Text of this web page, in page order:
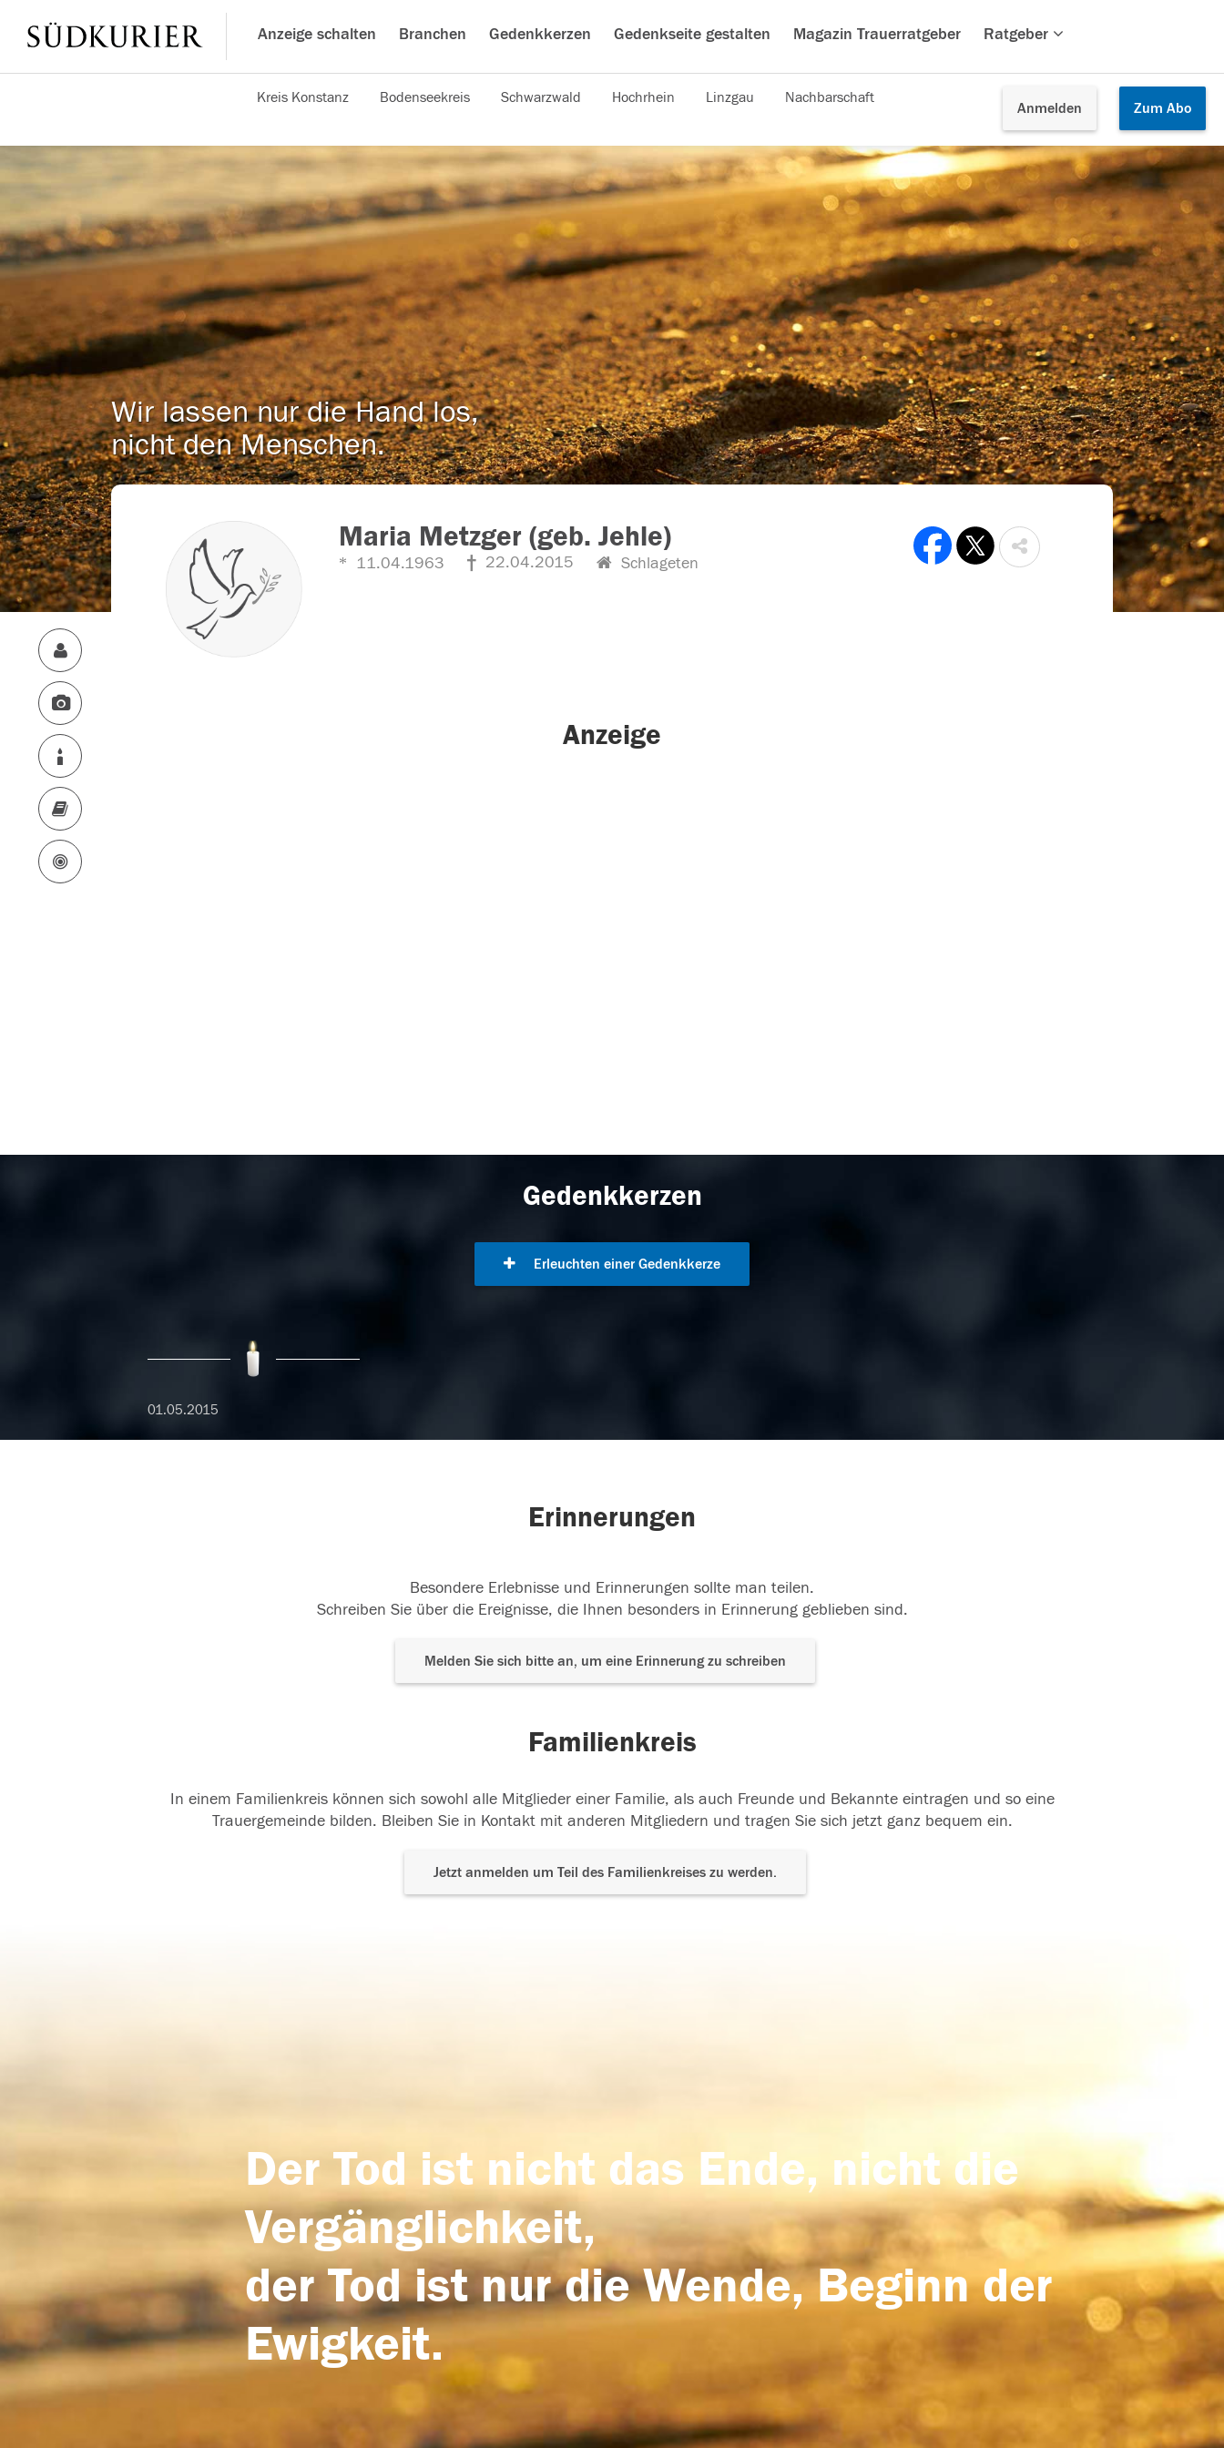
Anzeige schalten Branchen Gedenkkerzen Gedenkseite gestalten Magazin Trauerratgeber Ratgeber
Anmelden Zum Abo
Kreis Konstanz Bodenseekreis Schwarzwald Hochrhein Linzgau Nachbarschaft
Wir lassen nur die Hand los,
nicht den Menschen.
Maria Metzger (geb. Jehle)
11.04.1963 22.04.2015 Schlageten
Anzeige
Gedenkkerzen
Erleuchten einer Gedenkkerze
01.05.2015
Erinnerungen
Besondere Erlebnisse und Erinnerungen sollte man teilen.
Schreiben Sie über die Ereignisse, die Ihnen besonders in Erinnerung geblieben sind.
Melden Sie sich bitte an, um eine Erinnerung zu schreiben
Familienkreis
In einem Familienkreis können sich sowohl alle Mitglieder einer Familie, als auch Freunde und Bekannte eintragen und so eine
Trauergemeinde bilden. Bleiben Sie in Kontakt mit anderen Mitgliedern und tragen Sie sich jetzt ganz bequem ein.
Jetzt anmelden um Teil des Familienkreises zu werden.
Der Tod ist nicht das Ende, nicht die
Vergänglichkeit,
der Tod ist nur die Wende, Beginn der
Ewigkeit.